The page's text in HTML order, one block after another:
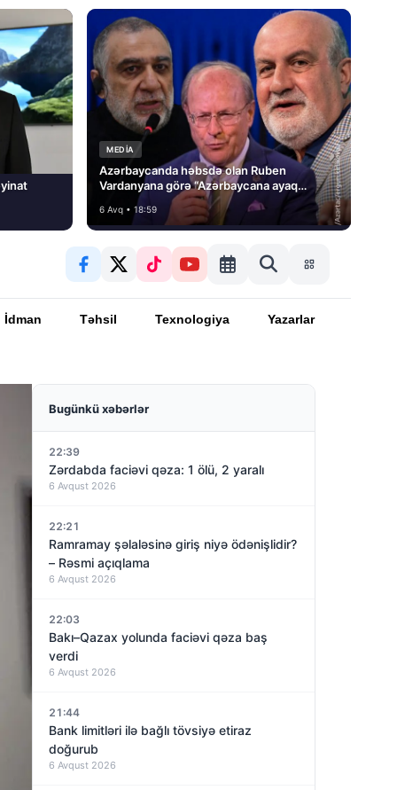
MEDİA
Azərbaycanda həbsdə olan Ruben
Vardanyana görə “Azərbaycana ayaq
basmayacağını” dedi və…
6 Avq • 18:59
İdman Təhsil Texnologiya Yazarlar
Bugünkü xəbərlər
22:39
Zərdabda faciəvi qəza: 1 ölü, 2 yaralı
6 Avqust 2026
22:21
Ramramay şəlaləsinə giriş niyə ödənişlidir?
– Rəsmi açıqlama
6 Avqust 2026
22:03
Bakı–Qazax yolunda faciəvi qəza baş
verdi
6 Avqust 2026
21:44
Bank limitləri ilə bağlı tövsiyə etiraz
doğurub
6 Avqust 2026